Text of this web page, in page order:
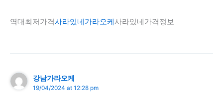
역대최저가격사라있네가라오케사라있네가격정보
강남가라오케
19/04/2024 at 12:28 pm